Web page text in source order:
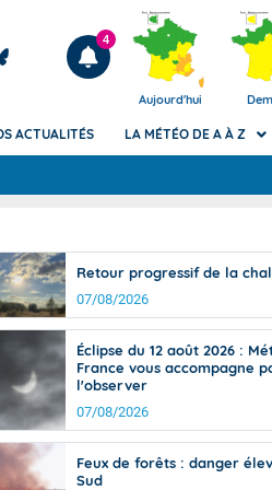
Articles
4
Aujourd'hui
de
Phénomènes dangereux
Avertissement pluies
des communes (Apic)
Bulletins Marine
Bulletins d'estimation du
d'avalanche
Météo des forêts
Vigicrues
ACTUALITÉS LA MÉTÉO DE A À Z
Retour progressif de la
07/08/2026
Éclipse du 12 août 2026 :
France vous accompagne
l'observer
07/08/2026
Feux de forêts : danger
Sud